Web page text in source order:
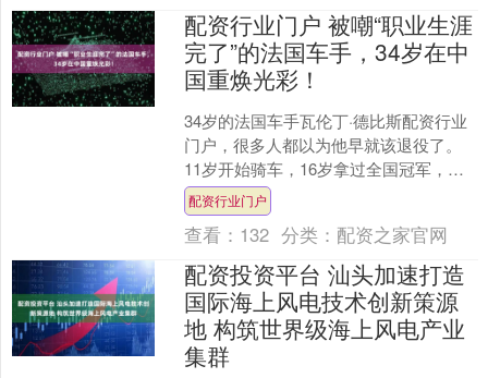
配资行业门户 被嘲“职业生涯
完了”的法国车手，34岁在中
国重焕光彩！
34岁的法国车手瓦伦丁·德比斯配资行业
门户，很多人都以为他早就该退役了。
11岁开始骑车，16岁拿过全国冠军，天
赋不错，但一直没遇到好机会。他在欧
美车队之间辗转....
配资行业门户
查看： 132 分类： 配资之家官网
配资投资平台 汕头加速打造
国际海上风电技术创新策源
地 构筑世界级海上风电产业
集群